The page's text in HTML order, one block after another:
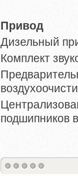
Привод
Дизельный
Комплект
подшипников